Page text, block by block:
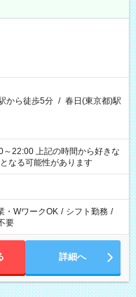
から徒歩5分 / 春日(東京都)駅
から好きな
なる可能性があります
・WワークOK / シフト勤務 /
要
詳細へ